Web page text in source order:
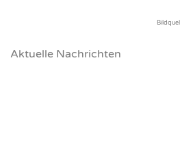
Aktuelle Nachrichten